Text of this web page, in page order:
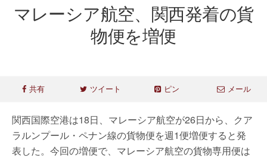
マレーシア航空、関西発着の貨
物便を増便
共有 ツイート ピン メール
関西国際空港は18日、マレーシア航空が26日から、クア
ラルンプール・ペナン線の貨物便を週1便増便すると発
表した。今回の増便で、マレーシア航空の貨物専用便は